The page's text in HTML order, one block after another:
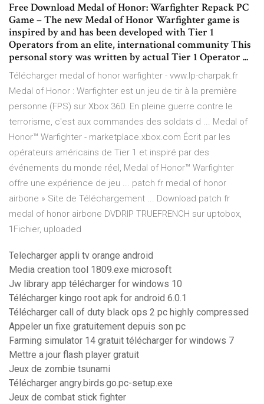
Free Download Medal of Honor: Warfighter Repack PC
Game – The new Medal of Honor Warfighter game is
inspired by and has been developed with Tier 1
Operators from an elite, international community This
personal story was written by actual Tier 1 Operator ...
Télécharger medal of honor warfighter - vww.lp-charpak.fr
Medal of Honor : Warfighter est un jeu de tir à la première
personne (FPS) sur Xbox 360. En pleine guerre contre le
terrorisme, c'est aux commandes des soldats d ... Medal of
Honor™ Warfighter - marketplace.xbox.com Écrit par les
opérateurs américains de Tier 1 et inspiré par des
événements du monde réel, Medal of Honor™ Warfighter
offre une expérience de jeu ... patch fr medal of honor
airbone » Site de Téléchargement ... Download patch fr
medal of honor airbone DVDRIP TRUEFRENCH sur uptobox,
1Fichier, uploaded
Telecharger appli tv orange android
Media creation tool 1809.exe microsoft
Jw library app télécharger for windows 10
Télécharger kingo root apk for android 6.0.1
Télécharger call of duty black ops 2 pc highly compressed
Appeler un fixe gratuitement depuis son pc
Farming simulator 14 gratuit télécharger for windows 7
Mettre a jour flash player gratuit
Jeux de zombie tsunami
Télécharger angry.birds.go.pc-setup.exe
Jeux de combat stick fighter